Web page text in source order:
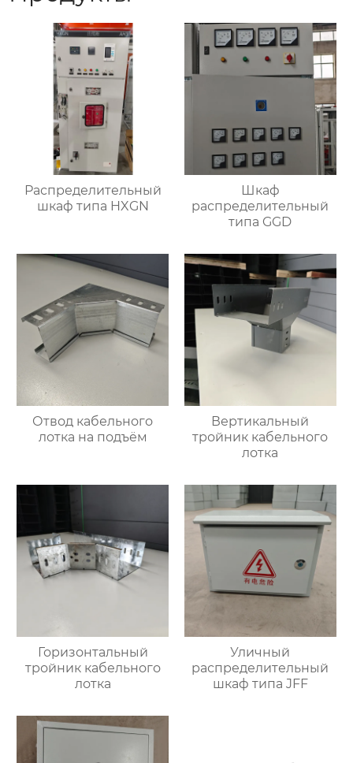
Распределительный
шкаф типа HXGN
Шкаф
распределительный
типа GGD
Отвод кабельного
лотка на подъём
Вертикальный
тройник кабельного
лотка
Горизонтальный
тройник кабельного
лотка
Уличный
распределительный
шкаф типа JFF